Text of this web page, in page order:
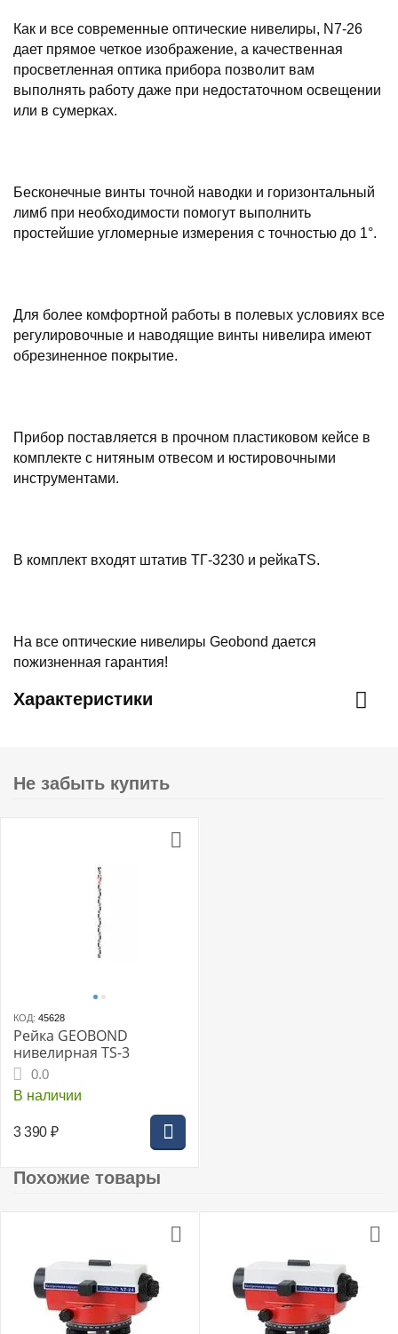
Как и все современные оптические нивелиры, N7-26
дает прямое четкое изображение, а качественная
просветленная оптика прибора позволит вам
выполнять работу даже при недостаточном освещении
или в сумерках.
Бесконечные винты точной наводки и горизонтальный
лимб при необходимости помогут выполнить
простейшие угломерные измерения с точностью до 1°.
Для более комфортной работы в полевых условиях все
регулировочные и наводящие винты нивелира имеют
обрезиненное покрытие.
Прибор поставляется в прочном пластиковом кейсе в
комплекте с нитяным отвесом и юстировочными
инструментами.
В комплект входят штатив ТГ-3230 и рейкаTS.
На все оптические нивелиры Geobond дается
пожизненная гарантия!
Характеристики
Не забыть купить
КОД: 45628
Рейка GEOBOND
нивелирная TS-3
0.0
В наличии
3 390 ₽
Похожие товары